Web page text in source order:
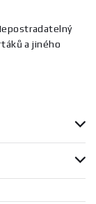
a jiného